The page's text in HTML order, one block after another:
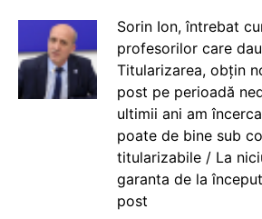
Sorin Ion, întrebat
profesorilor care
Titularizarea, obțin
post pe perioadă
ultimii ani am
poate de bine sub
titularizabile / La
garanta de la
post